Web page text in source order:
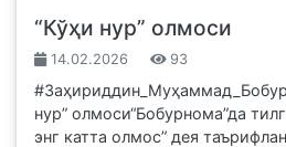
“Кўҳи нур” олмоси
14.02.2026 93
нур” олмоси“Бобурнома”да
энг катта олмос” дея